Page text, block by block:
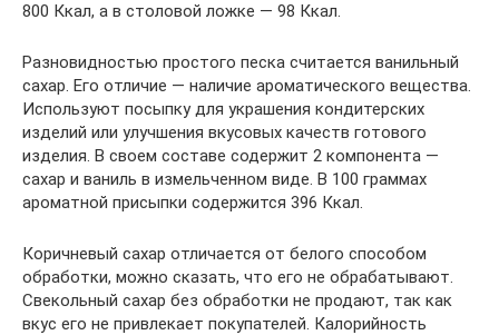
800 Ккал, а в столовой ложке — 98 Ккал.
Разновидностью простого песка считается ванильный
сахар. Его отличие — наличие ароматического вещества.
Используют посыпку для украшения кондитерских
изделий или улучшения вкусовых качеств готового
изделия. В своем составе содержит 2 компонента —
сахар и ваниль в измельченном виде. В 100 граммах
ароматной присыпки содержится 396 Ккал.
Коричневый сахар отличается от белого способом
обработки, можно сказать, что его не обрабатывают.
Свекольный сахар без обработки не продают, так как
вкус его не привлекает покупателей. Калорийность